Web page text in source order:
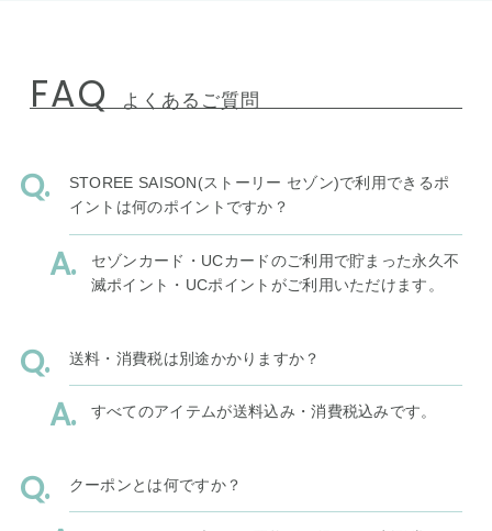
FAQ よくあるご質問
STOREE SAISON(ストーリー セゾン)で利用できるポ
イントは何のポイントですか？
セゾンカード・UCカードのご利用で貯まった永久不
滅ポイント・UCポイントがご利用いただけます。
送料・消費税は別途かかりますか？
すべてのアイテムが送料込み・消費税込みです。
クーポンとは何ですか？